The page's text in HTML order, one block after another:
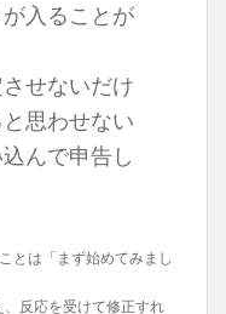
入ることが
せないだけ
思わせない
んで申告し
とは「まず始めてみまし
、反応を受けて修正すれ